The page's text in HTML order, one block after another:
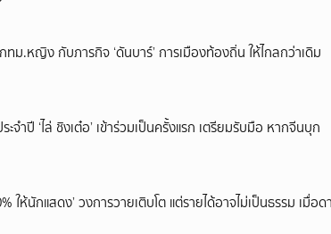
ทม.หญิง กับภารกิจ ‘ดันบาร์’ การเมืองท้องถิ่น ให้ไกลกว่าเดิม
จำปี ‘ไล่ ชิงเต๋อ’ เข้าร่วมเป็นครั้งแรก เตรียมรับมือ หากจีนบุก
ให้นักแสดง’ วงการวายเติบโต แต่รายได้อาจไม่เป็นธรรม เมื่อ